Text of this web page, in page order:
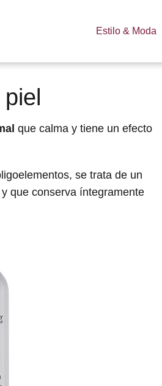
Estilo & Moda
que calma y tiene un efecto
se trata de un
que conserva íntegramente